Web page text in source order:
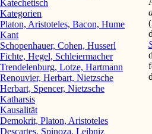
(
Katechetisch
Kategorien
Platon, Aristoteles, Bacon, Hume
Kant
Schopenhauer, Cohen, Husserl
Fichte, Hegel, Schleiermacher
Trendelenburg, Lotze, Hartmann
Renouvier, Herbart, Nietzsche
Herbart, Spencer, Nietzsche
Katharsis
Kausalität
Demokrit, Platon, Aristoteles
Descartes, Spinoza, Leibniz